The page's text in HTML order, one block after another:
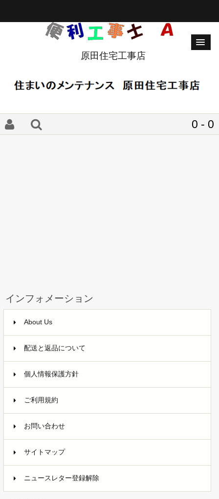
原田住宅工事店
0 - 0
インフォメーション
About Us
配送と返品について
個人情報保護方針
ご利用規約
お問い合わせ
サイトマップ
ニュースレター登録解除